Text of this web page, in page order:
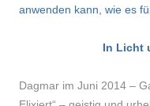
anwenden kann, wie es
In Licht
Dagmar im Juni 2014 –